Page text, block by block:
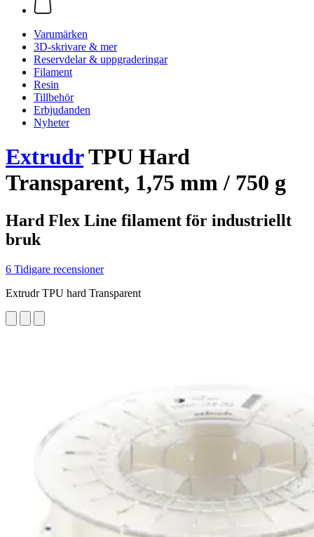
Varumärken
3D-skrivare & mer
Reservdelar & uppgraderingar
Filament
Resin
Tillbehör
Erbjudanden
Nyheter
ExtrudrTPU Hard
Transparent, 1,75 mm / 750 g
Hard Flex Line filament för industriellt
bruk
6 Tidigare recensioner
Extrudr TPU hard Transparent